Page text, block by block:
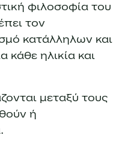
φιλοσοφία του
τον
κατάλληλων και
κάθε ηλικία και
μεταξύ τους
ή